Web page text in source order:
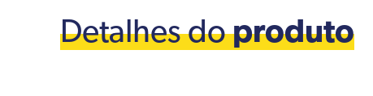
Detalhes doproduto